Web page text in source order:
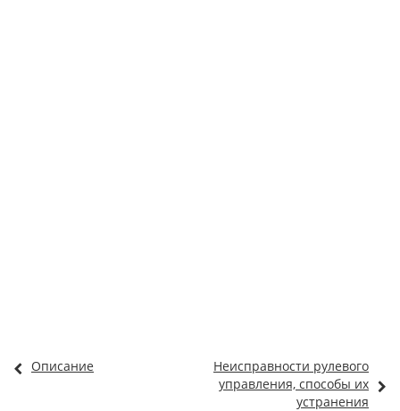
Описание
Неисправности рулевого
управления, способы их
устранения